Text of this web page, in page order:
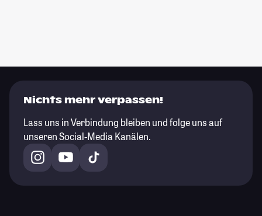
Nichts mehr verpassen!
Lass uns in Verbindung bleiben und folge uns auf
unseren Social-Media Kanälen.